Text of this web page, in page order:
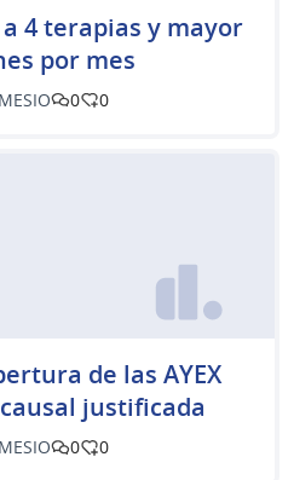
4 terapias y mayor
por mes
0 0
de las AYEX
justificada
0 0